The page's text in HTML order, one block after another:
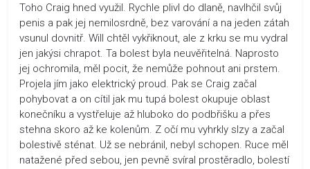
Toho Craig hned využil. Rychle plivl do dlaně, navlhčil svůj
penis a pak jej nemilosrdně, bez varování a na jeden zátah
vsunul dovnitř. Will chtěl vykřiknout, ale z krku se mu vydral
jen jakýsi chrapot. Ta bolest byla neuvěřitelná. Naprosto
jej ochromila, měl pocit, že nemůže pohnout ani prstem.
Projela jím jako elektrický proud. Pak se Craig začal
pohybovat a on cítil jak mu tupá bolest okupuje oblast
konečníku a vystřeluje až hluboko do podbřišku a přes
stehna skoro až ke kolenům. Z očí mu vyhrkly slzy a začal
bolestivě sténat. Už se nebránil, nebyl schopen. Ruce měl
natažené před sebou, jen pevně svíral prostěradlo, bolestí